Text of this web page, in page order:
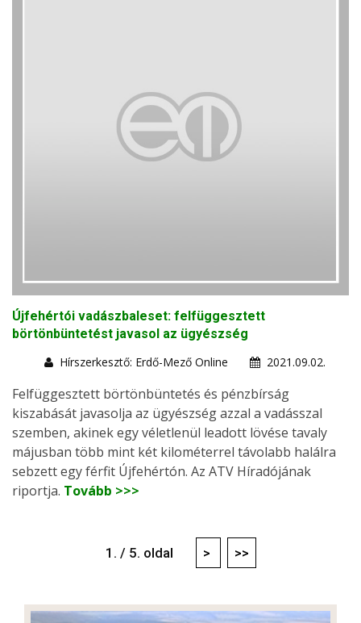
Újfehértói vadászbaleset: felfüggesztett
börtönbüntetést javasol az ügyészség
Hírszerkesztő: Erdő-Mező Online
2021.09.02.
Felfüggesztett börtönbüntetés és pénzbírság
kiszabását javasolja az ügyészség azzal a vadásszal
szemben, akinek egy véletlenül leadott lövése tavaly
májusban több mint két kilométerrel távolabb halálra
sebzett egy férfit Újfehértón. Az ATV Híradójának
riportja. Tovább >>>
1. / 5. oldal > >>